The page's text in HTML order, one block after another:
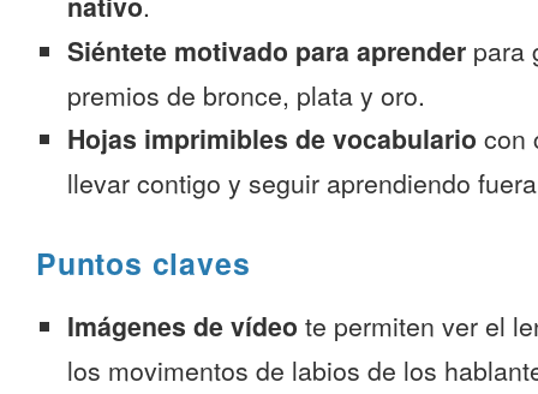
Siéntete motivado para aprender para
premios de bronce, plata y oro.
Hojas imprimibles de vocabulario con
llevar contigo y seguir aprendiendo
Puntos claves
Imágenes de vídeo te permiten ver el
los movimentos de labios de los